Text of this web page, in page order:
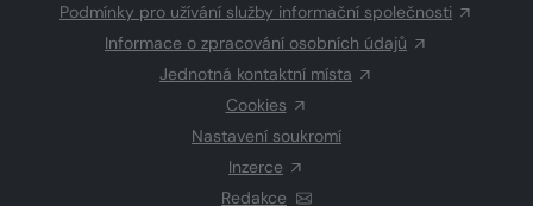
Podmínky pro užívání služby informační společnosti
Informace o zpracování osobních údajů
Jednotná kontaktní místa
Cookies
Nastavení soukromí
Inzerce
Redakce